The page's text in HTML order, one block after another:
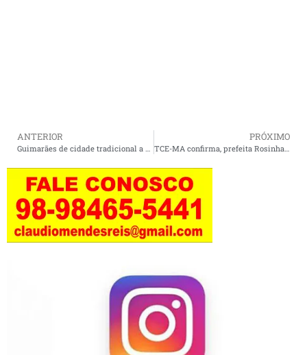
ANTERIOR
Guimarães de cidade tradicional a um paraíso natural encantador.
PRÓXIMO
TCE-MA confirma, prefeita Rosinha é ficha limpa e vai para a reeleição em Cururupu.